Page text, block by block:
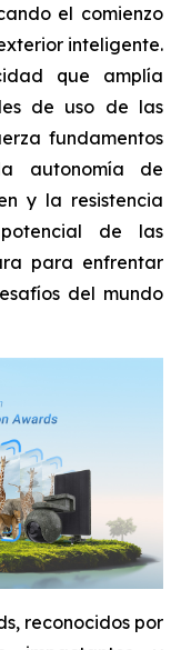
el comienzo
inteligente.
que amplía
de uso de las
fundamentos
autonomía de
y la resistencia
de las
para enfrentar
del mundo
reconocidos por